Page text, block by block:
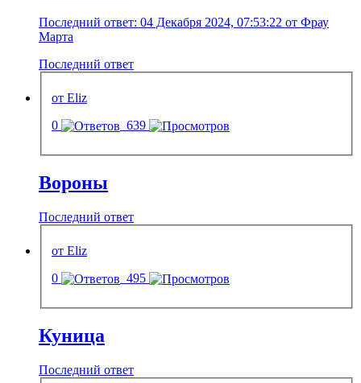
Последний ответ: 04 Декабря 2024, 07:53:22 от Фрау
Марта
Последний ответ
от Eliz
0
639
Вороны
Последний ответ
от Eliz
0
495
Куница
Последний ответ